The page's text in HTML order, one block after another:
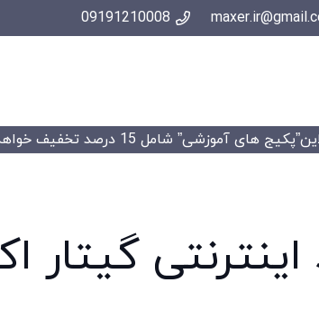
09191210008
آموزشی” شامل 15 درصد تخفیف خواهد شد.
گیتار